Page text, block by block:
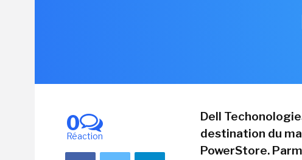
0
Réaction
Dell
destination du
PowerStore.